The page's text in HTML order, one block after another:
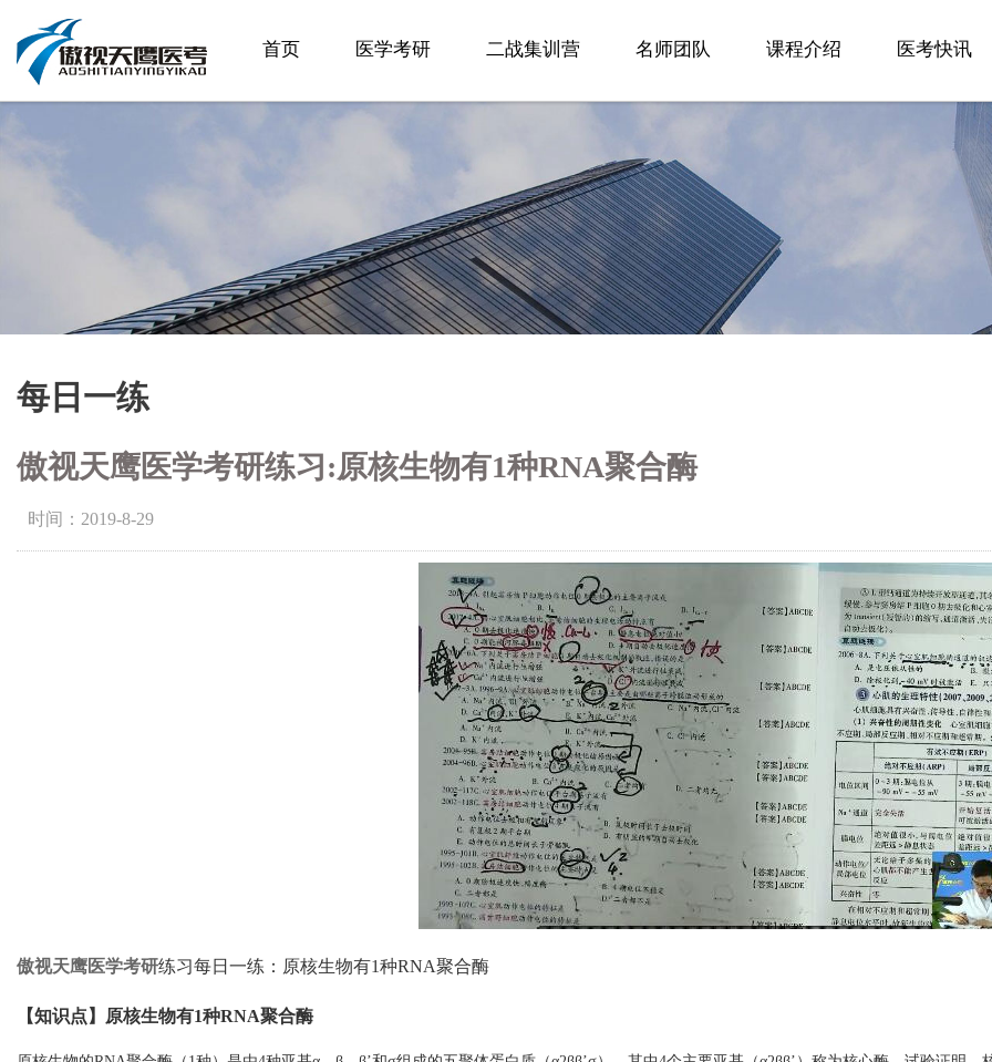
首页 医学考研 二战集训营 名师团队 课程介绍 医考快讯
每日一练
傲视天鹰医学考研练习:原核生物有1种RNA聚合酶
时间：2019-8-29
傲视天鹰医学考研练习每日一练：原核生物有1种RNA聚合酶
【知识点】原核生物有1种RNA聚合酶